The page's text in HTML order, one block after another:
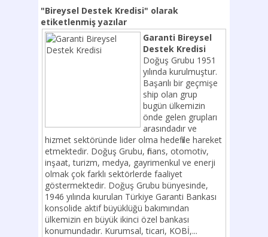
"Bireysel Destek Kredisi" olarak
etiketlenmiş yazılar
Garanti Bireysel
Destek Kredisi
Doğuş Grubu 1951
yılında kurulmuştur.
Başarılı bir geçmişe
ship olan grup
bugün ülkemizin
önde gelen grupları
arasındadır ve
hizmet sektöründe lider olma hedefi ile hareket
etmektedir. Doğuş Grubu, finans, otomotiv,
inşaat, turizm, medya, gayrimenkul ve enerji
olmak çok farklı sektörlerde faaliyet
göstermektedir. Doğuş Grubu bünyesinde,
1946 yılında kıurulan Türkiye Garanti Bankası
konsolide aktif büyüklüğü bakımından
ülkemizin en büyük ikinci özel bankası
konumundadır. Kurumsal, ticari, KOBİ,...